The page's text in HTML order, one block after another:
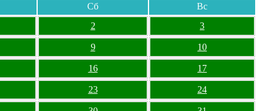
Сб
Вс
2
3
9 10
16 17
23 24